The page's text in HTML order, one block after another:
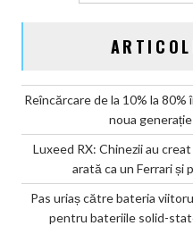
Reîncărcare de la 10% la
noua
Luxeed RX: Chinezii au
arată ca un Ferrari și
Pas uriaș către bateria
pentru bateriile solid-